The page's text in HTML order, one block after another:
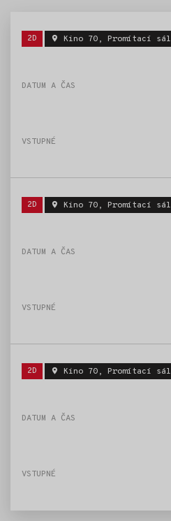
Štítky:
2D Kino 70, Promítací sál
Štítky:
2D Kino 70, Promítací sál
Štítky:
2D Kino 70, Promítací sál